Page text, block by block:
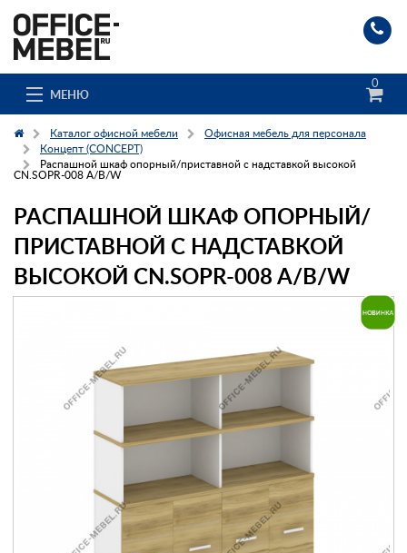
МЕНЮ
0
О компании
Доставка и сборка
Заказ каталога
Каталог офисной мебели
Офисная мебель для персонала
Концепт (CONCEPT)
Распашной шкаф опорный/приставной с надставкой высокой
CN.SOPR-008 A/B/W
РАСПАШНОЙ ШКАФ ОПОРНЫЙ/
ПРИСТАВНОЙ С НАДСТАВКОЙ
ВЫСОКОЙ CN.SOPR-008 A/B/W